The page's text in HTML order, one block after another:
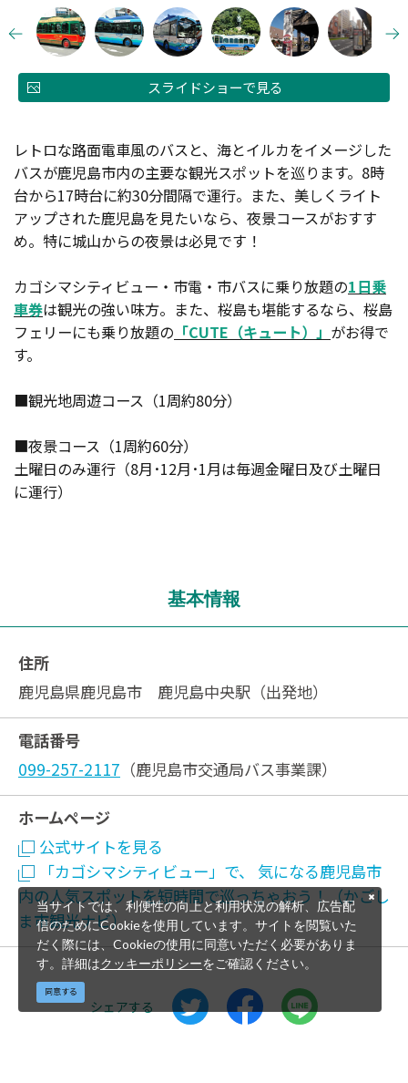
スライドショーで見る
レトロな路面電車風のバスと、海とイルカをイメージした
バスが鹿児島市内の主要な観光スポットを巡ります。8時
台から17時台に約30分間隔で運行。また、美しくライト
アップされた鹿児島を見たいなら、夜景コースがおすす
め。特に城山からの夜景は必見です！
カゴシマシティビュー・市電・市バスに乗り放題の1日乗
車券は観光の強い味方。また、桜島も堪能するなら、桜島
フェリーにも乗り放題の 「CUTE（キュート）」 がお得で
す。
■観光地周遊コース（1周約80分）
■夜景コース（1周約60分）
土曜日のみ運行（8月･12月･1月は毎週金曜日及び土曜日
に運行）
基本情報
住所
鹿児島県鹿児島市 鹿児島中央駅（出発地）
電話番号
099-257-2117 （鹿児島市交通局バス事業課）
ホームページ
公式サイトを見る
「カゴシマシティビュー」で、 気になる鹿児島市
内の人気スポットを短時間で巡っちゃおう！（かごし
ま市観光ナビ）
シェアする
当サイトでは、利便性の向上と利用状況の解析、広告配
信のためにCookieを使用しています。サイトを閲覧いた
だく際には、Cookieの使用に同意いただく必要がありま
す。詳細はクッキーポリシーをご確認ください。
同意する